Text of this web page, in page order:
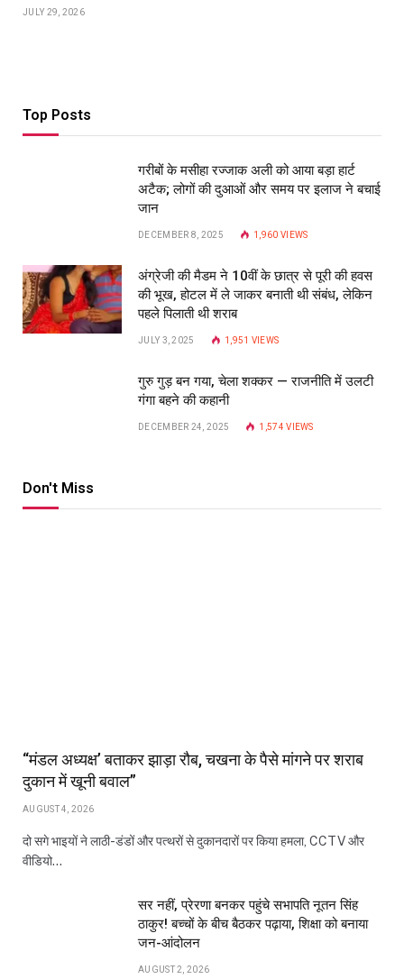
JULY 29, 2026
Top Posts
गरीबों के मसीहा रज्‍जाक अली को आया बड़ा हार्ट
अटैक; लोगों की दुआओं और समय पर इलाज ने बचाई
जान
DECEMBER 8, 2025 1,960 VIEWS
अंग्रेजी की मैडम ने 10वीं के छात्र से पूरी की हवस
की भूख, होटल में ले जाकर बनाती थी संबंध, लेकिन
पहले पिलाती थी शराब
JULY 3, 2025 1,951 VIEWS
गुरु गुड़ बन गया, चेला शक्कर — राजनीति में उलटी
गंगा बहने की कहानी
DECEMBER 24, 2025 1,574VIEWS
Don't Miss
“मंडल अध्यक्ष’ बताकर झाड़ा रौब, चखना के पैसे मांगने पर शराब
दुकान में खूनी बवाल”
AUGUST 4, 2026
दो सगे भाइयों ने लाठी-डंडों और पत्थरों से दुकानदारों पर किया हमला, CCTV और
वीडियो…
सर नहीं, प्रेरणा बनकर पहुंचे सभापति नूतन सिंह
ठाकुर! बच्चों के बीच बैठकर पढ़ाया, शिक्षा को बनाया
जन-आंदोलन
AUGUST 2, 2026